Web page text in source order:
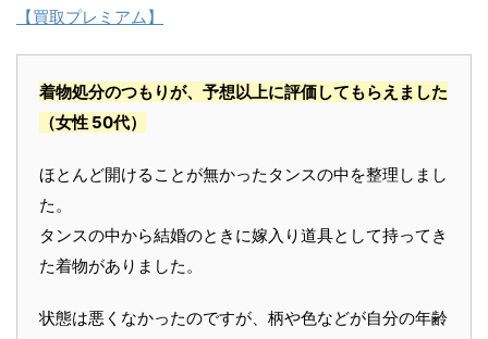
【買取プレミアム】
着物処分のつもりが、予想以上に評価してもらえました
（女性 50代）
ほとんど開けることが無かったタンスの中を整理しまし
た。
タンスの中から結婚のときに嫁入り道具として持ってき
た着物がありました。
状態は悪くなかったのですが、柄や色などが自分の年齢